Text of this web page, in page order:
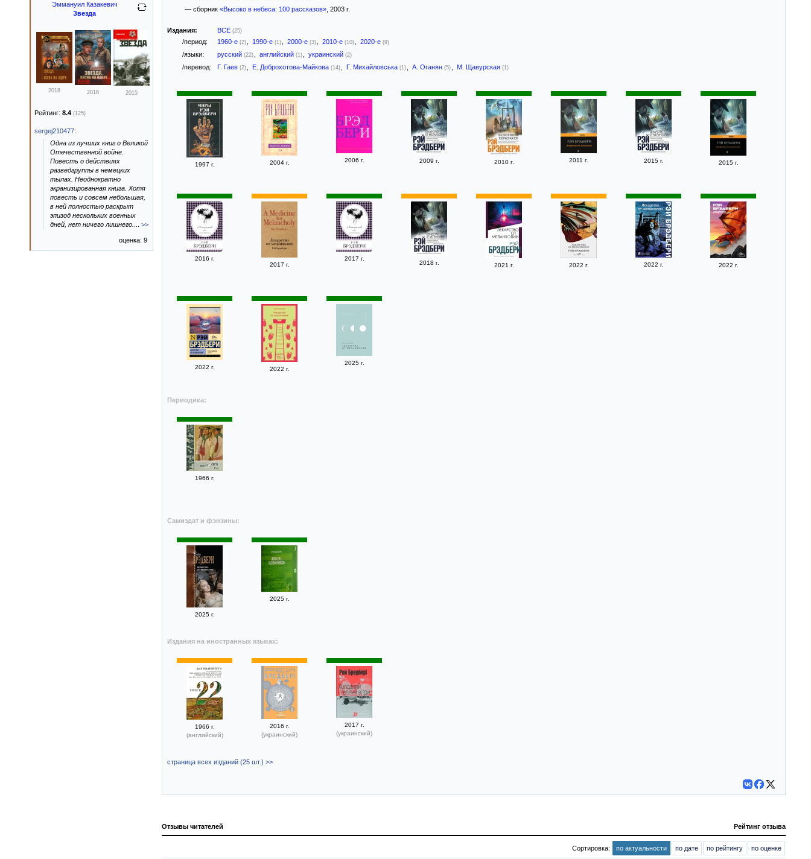
— сборник «Высоко в небеса: 100 рассказов», 2003 г.
Издания: ВСЕ (25)
/период: 1960-е (2) 1990-е (1) 2000-е (3) 2010-е (10) 2020-е (9)
/языки: русский (22) английский (1) украинский (2)
/перевод: Г. Гаев (2) Е. Доброхотова-Майкова (14) Г. Михайловська (1) А. Оганян (5) М. Щавурская (1)
1997 г. 2004 г. 2006 г. 2009 г. 2010 г. 2011 г. 2015 г. 2015 г.
2016 г.
2017 г.
2017 г.
2018 г. 2021 г. 2022 г. 2022 г. 2022 г.
2022 г. 2022 г.
2025 г.
Периодика:
1966 г.
Самиздат и фэнзины:
2025 г.
2025 г.
Издания на иностранных языках:
1966 г.
(английский)
2016 г.
(украинский)
2017 г.
(украинский)
страница всех изданий (25 шт.) >>
Отзывы читателей Рейтинг отзыва
Сортировка: по актуальности по дате по рейтингу по оценке
Эммануил Казакевич
Звезда
2018 2016 2015
Рейтинг: 8.4 (125)
sergej210477:
Одна из лучших книг о Великой
Отечественной войне.
Повесть о действиях
разведгруппы в немецких
тылах. Неоднократно
экранизированная книга. Хотя
повесть и совсем небольшая,
в ней полностью раскрыт
эпизод нескольких военных
дней, нет ничего лишнего.
>>
оценка: 9